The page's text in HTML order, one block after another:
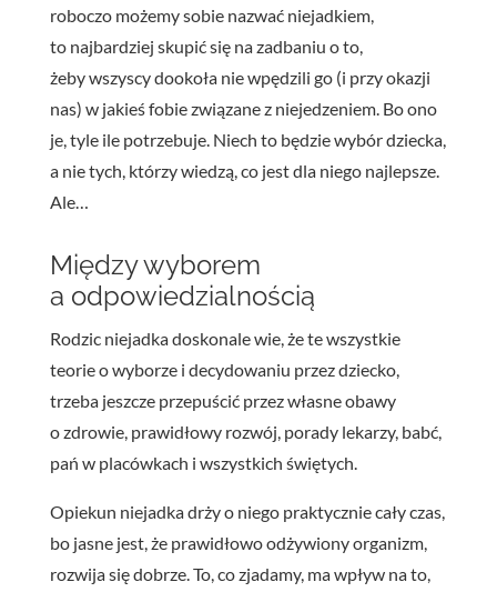
roboczo możemy sobie nazwać niejadkiem,
to najbardziej skupić się na zadbaniu o to,
żeby wszyscy dookoła nie wpędzili go (i przy okazji
nas) w jakieś fobie związane z niejedzeniem. Bo ono
je, tyle ile potrzebuje. Niech to będzie wybór dziecka,
a nie tych, którzy wiedzą, co jest dla niego najlepsze.
Ale…
Między wyborem
a odpowiedzialnością
Rodzic niejadka doskonale wie, że te wszystkie
teorie o wyborze i decydowaniu przez dziecko,
trzeba jeszcze przepuścić przez własne obawy
o zdrowie, prawidłowy rozwój, porady lekarzy, babć,
pań w placówkach i wszystkich świętych.
Opiekun niejadka drży o niego praktycznie cały czas,
bo jasne jest, że prawidłowo odżywiony organizm,
rozwija się dobrze. To, cozjadamy, ma wpływ nato,